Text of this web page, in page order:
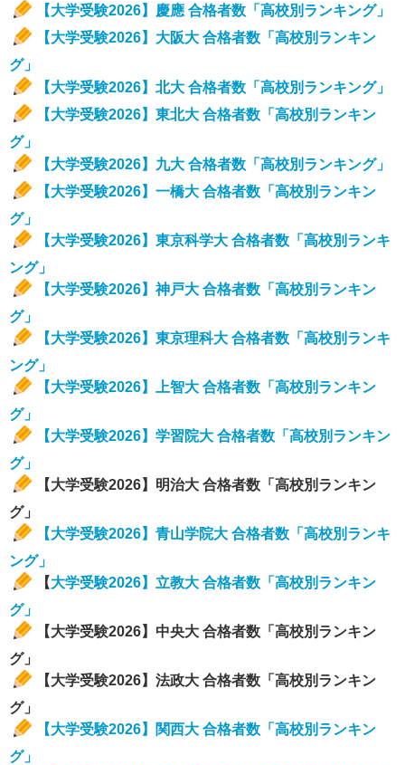
【大学受験2026】慶應 合格者数「高校別ランキング」
【大学受験2026】大阪大 合格者数「高校別ランキン
グ」
【大学受験2026】北大 合格者数「高校別ランキング」
【大学受験2026】東北大 合格者数「高校別ランキン
グ」
【大学受験2026】九大 合格者数「高校別ランキング」
【大学受験2026】一橋大 合格者数「高校別ランキン
グ」
【大学受験2026】東京科学大 合格者数「高校別ランキ
ング」
【大学受験2026】神戸大 合格者数「高校別ランキン
グ」
【大学受験2026】東京理科大 合格者数「高校別ランキ
ング」
【大学受験2026】上智大 合格者数「高校別ランキン
グ」
【大学受験2026】学習院大 合格者数「高校別ランキン
グ」
【大学受験2026】明治大 合格者数「高校別ランキン
グ」
【大学受験2026】青山学院大 合格者数「高校別ランキ
ング」
【大学受験2026】立教大 合格者数「高校別ランキン
グ」
【大学受験2026】中央大 合格者数「高校別ランキン
グ」
【大学受験2026】法政大 合格者数「高校別ランキン
グ」
【大学受験2026】関西大 合格者数「高校別ランキン
グ」